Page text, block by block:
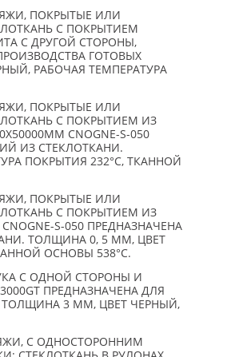
ПОКРЫТЫЕ ИЛИ
C ПОКРЫТИЕМ
С ДРУГОЙ СТОРОНЫ,
ГОТОВЫХ
РАБОЧАЯ ТЕМПЕРАТУРА
ПОКРЫТЫЕ ИЛИ
С ПОКРЫТИЕМ ИЗ
CNOGNE-S-050
ИЗ СТЕКЛОТКАНИ.
ПОКРЫТИЯ 232°С, ТКАННОЙ
ПОКРЫТЫЕ ИЛИ
С ПОКРЫТИЕМ ИЗ
S-050 ПРЕДНАЗНАЧЕНА
ТОЛЩИНА 0, 5 ММ, ЦВЕТ
ОСНОВЫ 538°С.
С ОДНОЙ СТОРОНЫ И
ПРЕДНАЗНАЧЕНА ДЛЯ
3 ММ, ЦВЕТ ЧЕРНЫЙ,
С ОДНОСТОРОННИМ